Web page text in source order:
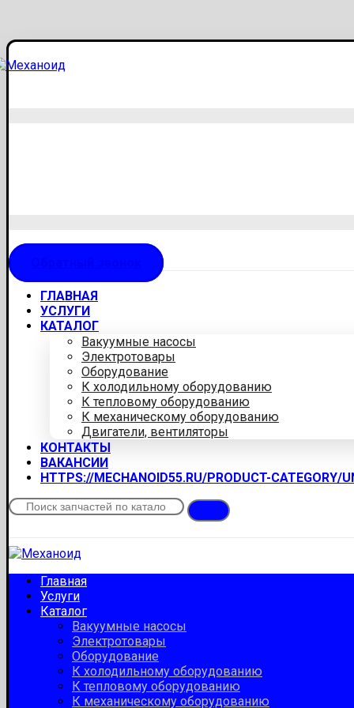
ГЛАВНАЯ
УСЛУГИ
КАТАЛОГ
Вакуумные насосы
Электротовары
Оборудование
К холодильному оборудованию
К тепловому оборудованию
К механическому оборудованию
Двигатели, вентиляторы
КОНТАКТЫ
ВАКАНСИИ
HTTPS://MECHANOID55.RU/PRODUCT-CATEGORY/
Главная
Услуги
Каталог
Вакуумные насосы
Электротовары
Оборудование
К холодильному оборудованию
К тепловому оборудованию
К механическому оборудованию